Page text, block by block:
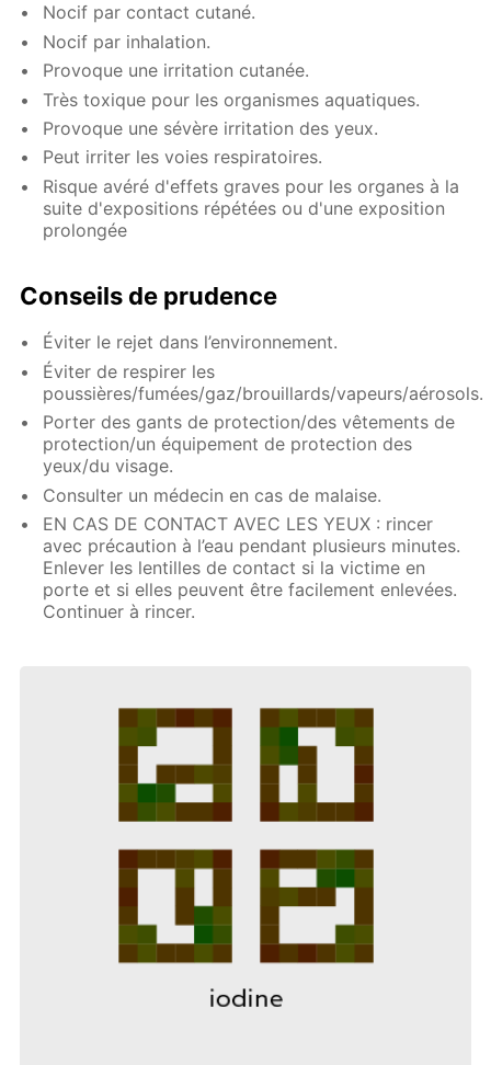
Nocif par contact cutané.
Nocif par inhalation.
Provoque une irritation cutanée.
Très toxique pour les organismes aquatiques.
Provoque une sévère irritation des yeux.
Peut irriter les voies respiratoires.
Risque avéré d'effets graves pour les organes à la
suite d'expositions répétées ou d'une exposition
prolongée
Conseils de prudence
Éviter le rejet dans l’environnement.
Éviter de respirer les
poussières/fumées/gaz/brouillards/vapeurs/aérosols.
Porter des gants de protection/des vêtements de
protection/un équipement de protection des
yeux/du visage.
Consulter un médecin en cas de malaise.
EN CAS DE CONTACT AVEC LES YEUX : rincer
avec précaution à l’eau pendant plusieurs minutes.
Enlever les lentilles de contact si la victime en
porte et si elles peuvent être facilement enlevées.
Continuer à rincer.